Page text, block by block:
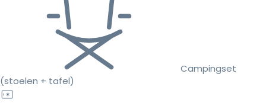
Campingset
(stoelen + tafel)